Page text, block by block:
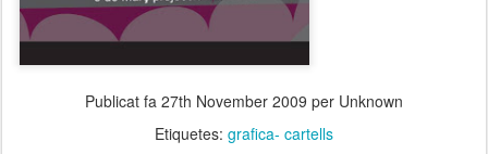
Publicat fa 27th November 2009 per Unknown
Etiquetes: grafica- cartells